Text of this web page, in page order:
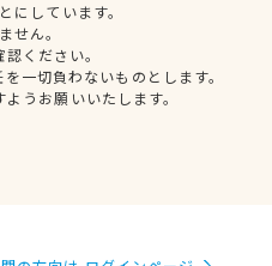
しています。
せん。
ください。
一切負わないものとします。
うお願いいたします。